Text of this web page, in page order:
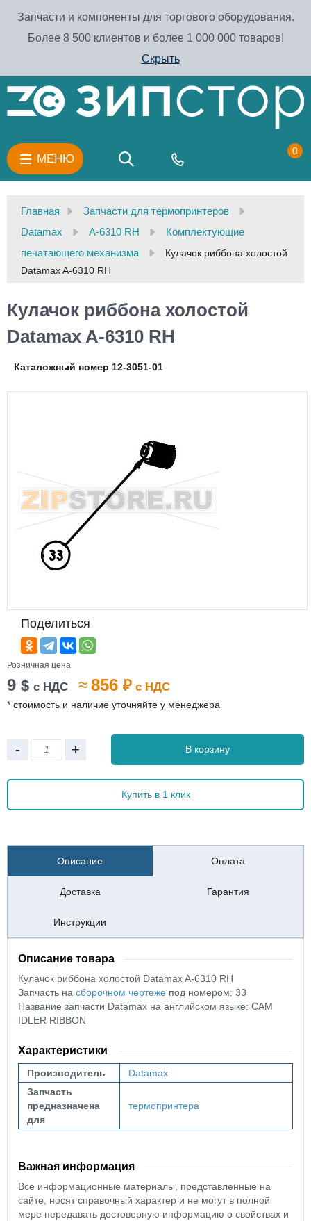
Запчасти и компоненты для торгового оборудования.
Более 8 500 клиентов и более 1 000 000 товаров!
Скрыть
МЕНЮ
0
Главная
Запчасти для термопринтеров
Datamax
A-6310 RH
Комплектующие
печатающего механизма
Кулачок риббона холостой
Datamax A-6310 RH
Кулачок риббона холостой
Datamax A-6310 RH
Каталожный номер 12-3051-01
Поделиться
Розничная цена
9 $ с НДС ≈856 ₽ с НДС
* стоимость и наличие уточняйте у менеджера
- + В корзину
Купить в 1 клик
Описание Оплата
Доставка Гарантия
Инструкции
Описание товара
Кулачок риббона холостой Datamax A-6310 RH
Запчасть на сборочном чертеже под номером: 33
Название запчасти Datamax на английском языке: CAM
IDLER RIBBON
Характеристики
Производитель
Datamax
Запчасть
предназначена
для
термопринтера
Важная информация
Все информационные материалы, представленные на
сайте, носят справочный характер и не могут в полной
мере передавать достоверную информацию о свойствах и